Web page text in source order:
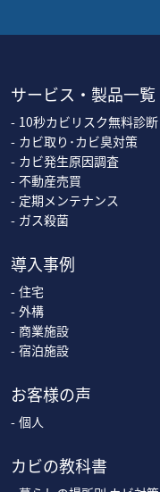
サービス・製品一覧
10秒カビリスク無料診断
カビ取り･カビ臭対策
カビ発生原因調査
不動産売買
定期メンテナンス
ガス殺菌
お客様の声
個人
導入事例
住宅
外構
商業施設
宿泊施設
カビの教科書